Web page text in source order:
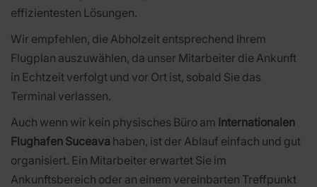
effizientesten Lösungen.
Wir empfehlen, die Abholzeit entsprechend Ihrem
Flugplan auszuwählen, da unser Mitarbeiter die Ankunft
in Echtzeit verfolgt und vor Ort ist, sobald Sie das
Terminal verlassen.
Auch wenn wir kein physisches Büro am Internationalen
Flughafen Suceava haben, ist der Ablauf einfach und gut
organisiert. Ein Mitarbeiter erwartet Sie im
Ankunftsbereich oder an einem vereinbarten Treffpunkt